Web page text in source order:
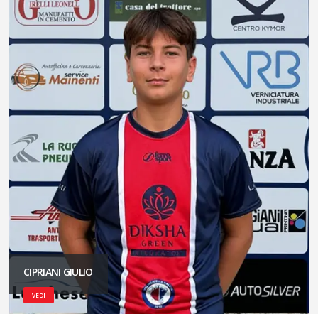
CIPRIANI GIULIO
VEDI